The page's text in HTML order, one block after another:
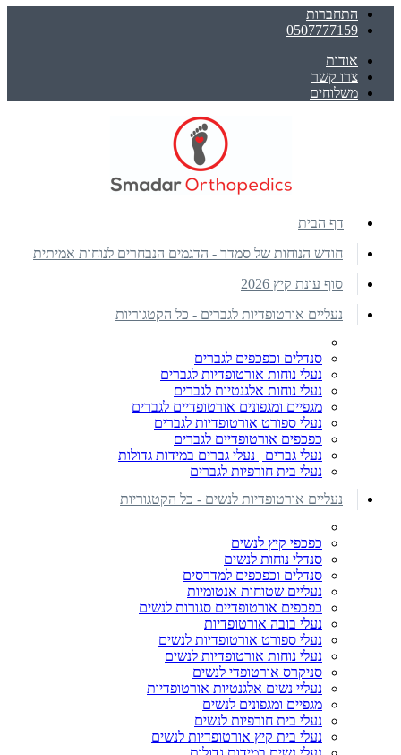
התחברות
0507777159
אודות
צרו קשר
משלוחים
דף הבית
חודש הנוחות של סמדר - הדגמים הנבחרים לנוחות אמיתית
סוף עונת קיץ 2026
נעליים אורטופדיות לגברים - כל הקטגוריות
סנדלים וכפכפים לגברים
נעלי נוחות אורטופדיות לגברים
נעלי נוחות אלגנטיות לגברים
מגפיים ומגפונים אורטופדיים לגברים
נעלי ספורט אורטופדיות לגברים
כפכפים אורטופדיים לגברים
נעלי גברים | נעלי גברים במידות גדולות
נעלי בית חורפיות לגברים
נעליים אורטופדיות לנשים - כל הקטגוריות
כפכפי קיץ לנשים
סנדלי נוחות לנשים
סנדלים וכפכפים למדרסים
נעליים שטוחות אנטומיות
כפכפים אורטופדיים סגורות לנשים
נעלי בובה אורטופדיות
נעלי ספורט אורטופדיות לנשים
נעלי נוחות אורטופדיות לנשים
סניקרס אורטופדי לנשים
נעליי נשים אלגנטיות אורטופדיות
מגפיים ומגפונים לנשים
נעלי בית חורפיות לנשים
נעלי בית קיץ אורטופדיות לנשים